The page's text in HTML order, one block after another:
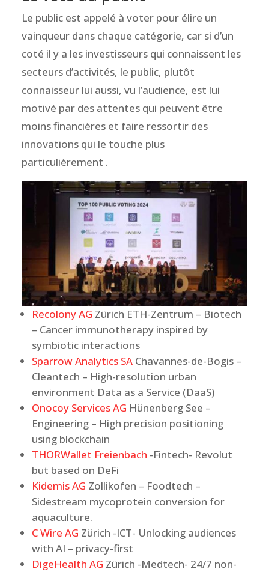
Le public est appelé à voter pour élire un
vainqueur dans chaque catégorie, car si d’un
coté il y a les investisseurs qui connaissent les
secteurs d’activités, le public, plutôt
connaisseur lui aussi, vu l’audience, est lui
motivé par des attentes qui peuvent être
moins financières et faire ressortir des
innovations qui le touche plus
particulièrement .
Recolony AG Zürich ETH-Zentrum – Biotech
– Cancer immunotherapy inspired by
symbiotic interactions
Sparrow Analytics SAChavannes-de-Bogis –
Cleantech – High-resolution urban
environment Data as a Service (DaaS)
Onocoy Services AG Hünenberg See –
Engineering – High precision positioning
using blockchain
THORWallet Freienbach -Fintech- Revolut
but based on DeFi
Kidemis AG Zollikofen – Foodtech –
Sidestream mycoprotein conversion for
aquaculture.
C Wire AG Zürich -ICT- Unlocking audiences
with AI – privacy-first
DigeHealth AG Zürich -Medtech- 24/7 non-